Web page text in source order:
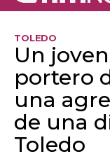
TOLEDO
Un
portero
una
de una
Toledo